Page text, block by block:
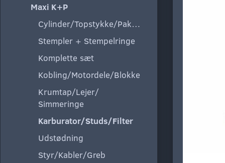
Maxi K+P
Cylinder/Topstykke/Pakning
Stempler + Stempelringe
Komplette sæt
Kobling/Motordele/Blokke
Krumtap/Lejer/
Simmeringe
Karburator/Studs/Filter
Udstødning
Styr/Kabler/Greb